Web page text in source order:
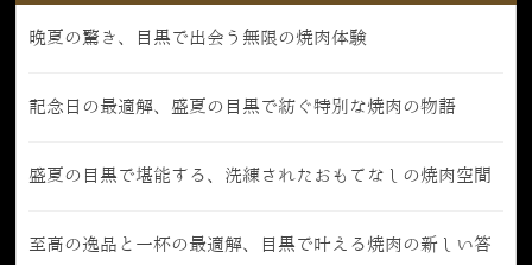
晩夏の驚き、目黒で出会う無限の焼肉体験
記念日の最適解、盛夏の目黒で紡ぐ特別な焼肉の物語
盛夏の目黒で堪能する、洗練されたおもてなしの焼肉空間
至高の逸品と一杯の最適解、目黒で叶える焼肉の新しい答